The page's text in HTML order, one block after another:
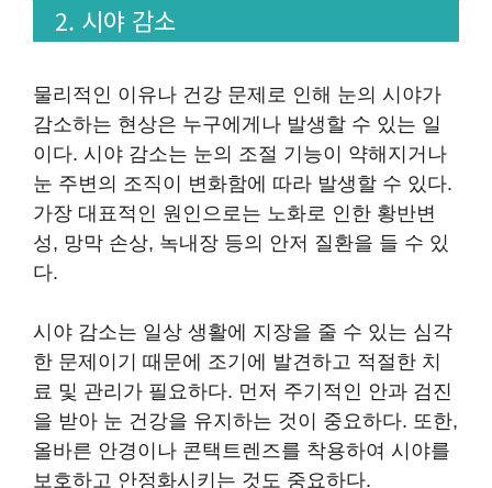
2. 시야 감소
물리적인 이유나 건강 문제로 인해 눈의 시야가
감소하는 현상은 누구에게나 발생할 수 있는 일
이다. 시야 감소는 눈의 조절 기능이 약해지거나
눈 주변의 조직이 변화함에 따라 발생할 수 있다.
가장 대표적인 원인으로는 노화로 인한 황반변
성, 망막 손상, 녹내장 등의 안저 질환을 들 수 있
다.
시야 감소는 일상 생활에 지장을 줄 수 있는 심각
한 문제이기 때문에 조기에 발견하고 적절한 치
료 및 관리가 필요하다. 먼저 주기적인 안과 검진
을 받아 눈 건강을 유지하는 것이 중요하다. 또한,
올바른 안경이나 콘택트렌즈를 착용하여 시야를
보호하고 안정화시키는 것도 중요하다.